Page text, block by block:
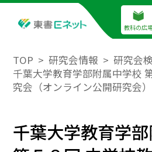
教科の広
TOP 研究会情報
研究会
千葉大学教育学部附属中学校
究会（オンライン公開研究会）
千葉大学教育学